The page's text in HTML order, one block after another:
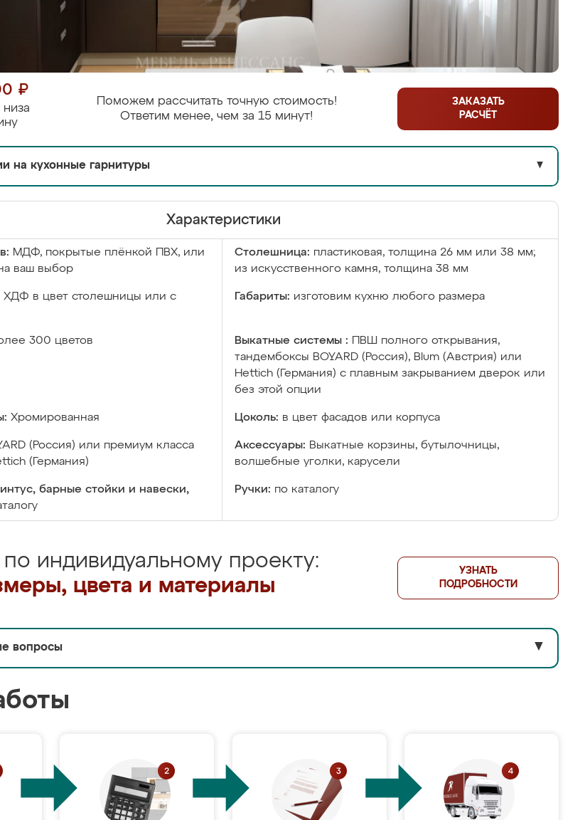
₽
низа
Поможем рассчитать точную стоимость!
Ответим менее, чем за 15 минут!
ЗАКАЗАТЬ
РАСЧЁТ
на кухонные гарнитуры ▼
Характеристики
МДФ, покрытые плёнкой ПВХ, или
ваш выбор
Столешница: пластиковая, толщина 26 мм или 38 мм;
из искусственного камня, толщина 38 мм
ХДФ в цвет столешницы или с
Габариты: изготовим кухню любого размера
300 цветов Выкатные системы :
ПВШ полного открывания,
тандембоксы BOYARD (Россия), Blum (Австрия) или
Hettich (Германия) с плавным закрыванием дверок или
без этой опции
Хромированная Цоколь: в цвет фасадов или корпуса
(Россия) или премиум класса
(Германия)
Аксессуары: Выкатные корзины, бутылочницы,
волшебные уголки, карусели
барные стойки и навески,
Ручки: по каталогу
индивидуальному проекту:
цвета и материалы
УЗНАТЬ
ПОДРОБНОСТИ
вопросы ▼